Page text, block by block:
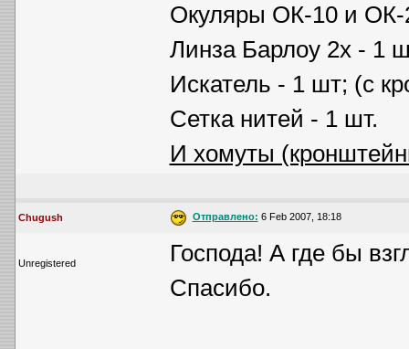
Окуляры ОК-10 и ОК-
Линза Барлоу 2х - 1
Искатель - 1 шт; (с
Сетка нитей - 1 шт.
И хомуты
Chugush Отправлено: 6 Feb 2007, 18:18
Unregistered
Господа! А где бы
Спасибо.